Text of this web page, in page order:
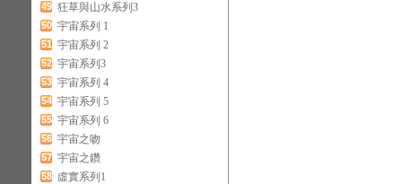
49 狂草與山水系列3
50 宇宙系列 1
51 宇宙系列 2
52 宇宙系列3
53 宇宙系列 4
54 宇宙系列 5
55 宇宙系列 6
56 宇宙之吻
57 宇宙之鑽
58 虛實系列1